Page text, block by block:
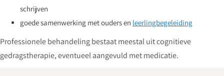
schrijven
goede samenwerking met ouders en leerlingbegeleiding
Professionele behandeling bestaat meestal uit cognitieve
gedragstherapie, eventueel aangevuld met medicatie.